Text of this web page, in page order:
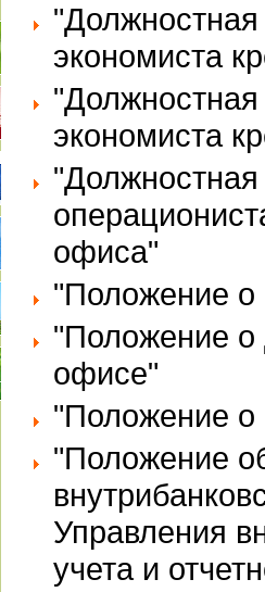
экономиста
"Должностная
экономиста
"Должностная
офиса"
"Положение о
"Положение о
офисе"
"Положение о
"Положение
Управления
учета и